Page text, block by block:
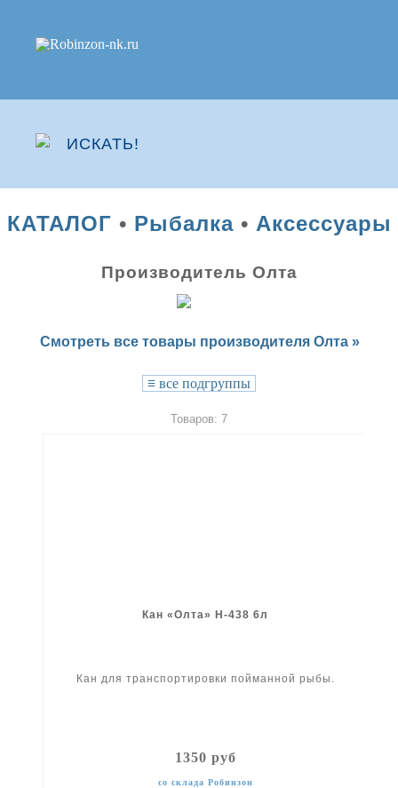
КАТАЛОГ • Рыбалка• Аксессуары
Производитель Олта
Смотреть все товары производителя Олта »
≡ все подгруппы
Товаров: 7
Кан «Олта» H-438 6л
Кан для транспортировки пойманной рыбы.
1350 руб
со склада Робинзон